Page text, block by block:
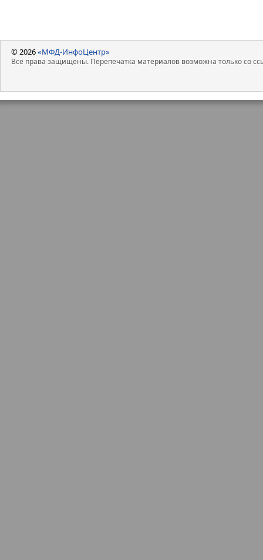
© 2026«МФД-ИнфоЦентр»
Все права защищены. Перепечатка материалов возможна только со